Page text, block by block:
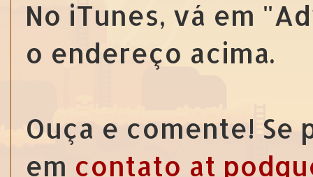
No iTunes, vá em
o endereço acima.
Ouça e comente!
em contato at